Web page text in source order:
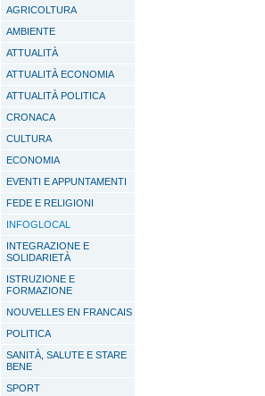
AGRICOLTURA
AMBIENTE
ATTUALITÀ
ATTUALITÀ ECONOMIA
ATTUALITÀ POLITICA
CRONACA
CULTURA
ECONOMIA
EVENTI E APPUNTAMENTI
FEDE E RELIGIONI
INFOGLOCAL
INTEGRAZIONE E
SOLIDARIETÀ
ISTRUZIONE E
FORMAZIONE
NOUVELLES EN FRANCAIS
POLITICA
SANITÀ, SALUTE E STARE
BENE
SPORT